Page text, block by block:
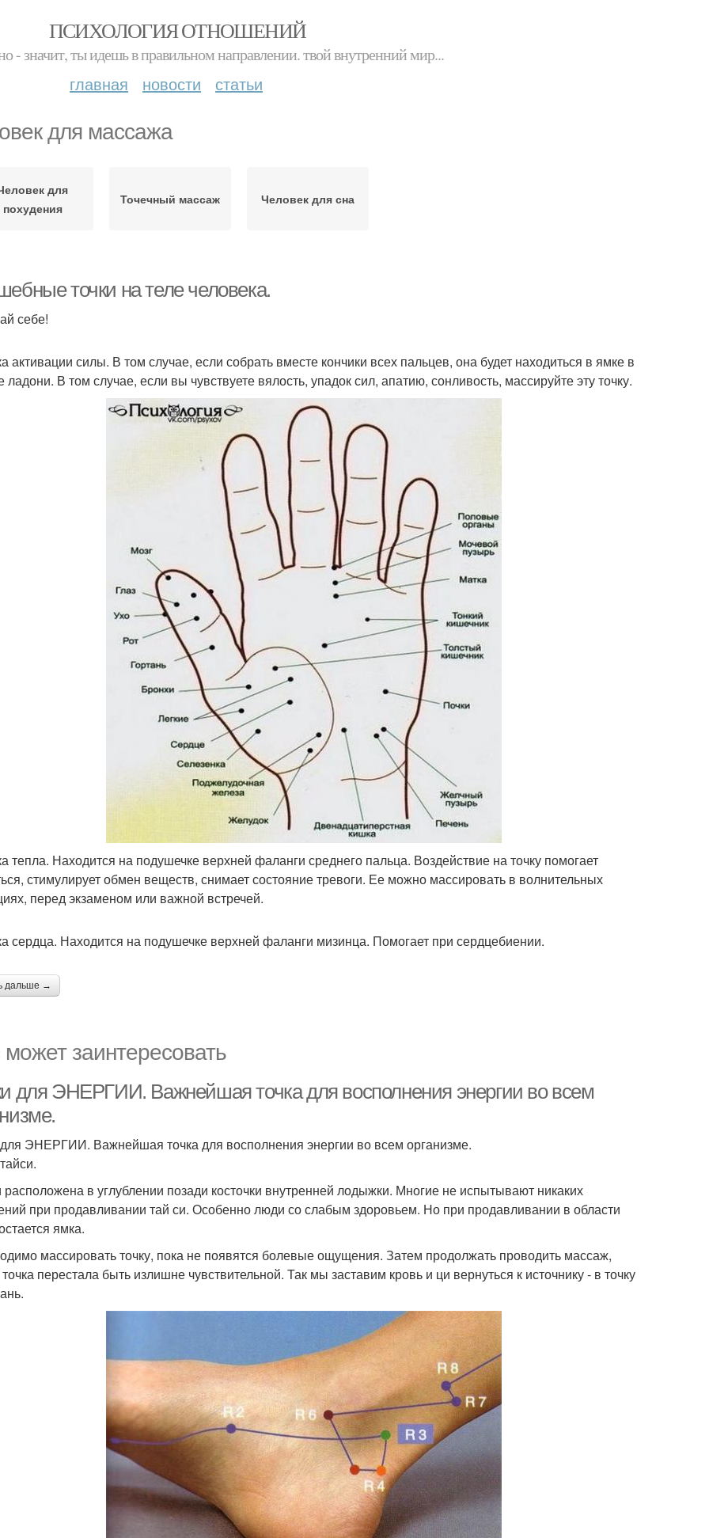
ПСИХОЛОГИЯ ОТНОШЕНИЙ
- значит, ты идешь в правильном направлении. твой внутренний мир...
главная новости статьи
для массажа
для
похудения
Точечный массаж Человек для сна
точки на теле человека.
себе!
активации силы. В том случае, если собрать вместе кончики всех пальцев, она будет находиться в ямке в
ладони. В том случае, если вы чувствуете вялость, упадок сил, апатию, сонливость, массируйте эту точку.
тепла. Находится на подушечке верхней фаланги среднего пальца. Воздействие на точку помогает
стимулирует обмен веществ, снимает состояние тревоги. Ее можно массировать в волнительных
перед экзаменом или важной встречей.
сердца. Находится на подушечке верхней фаланги мизинца. Помогает при сердцебиении.
дальше →
заинтересовать
для ЭНЕРГИИ. Важнейшая точка для восполнения энергии во всем
ЭНЕРГИИ. Важнейшая точка для восполнения энергии во всем организме.
расположена в углублении позади косточки внутренней лодыжки. Многие не испытывают никаких
при продавливании тай си. Особенно люди со слабым здоровьем. Но при продавливании в области
ямка.
массировать точку, пока не появятся болевые ощущения. Затем продолжать проводить массаж,
перестала быть излишне чувствительной. Так мы заставим кровь и ци вернуться к источнику - в точку